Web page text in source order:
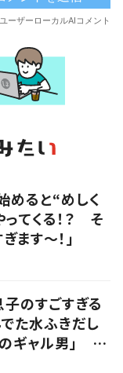
めると“めしく
てくる！？ そ
ます〜！」
のすごすぎる
た水ふきだし
のギャル男」 実